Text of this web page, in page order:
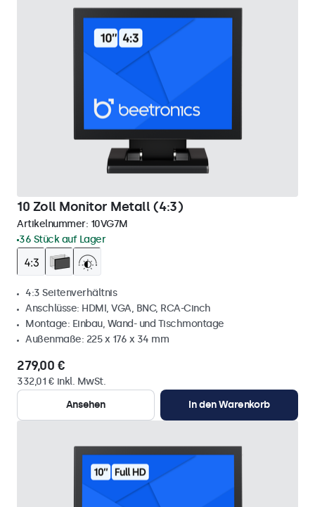
10 Zoll Monitor Metall (4:3)
Artikelnummer: 10VG7M
36 Stück auf Lager
4:3 Seitenverhältnis
Anschlüsse: HDMI, VGA, BNC, RCA-Cinch
Montage: Einbau, Wand- und Tischmontage
Außenmaße: 225 x 176 x 34 mm
279,00 €
332,01 € inkl. MwSt.
Ansehen
In den Warenkorb